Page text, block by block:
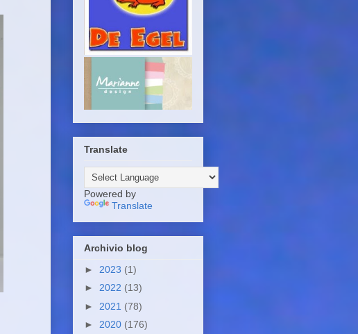
Translate
Powered by
Translate
Archivio blog
► 2023 (1)
► 2022 (13)
► 2021 (78)
► 2020 (176)